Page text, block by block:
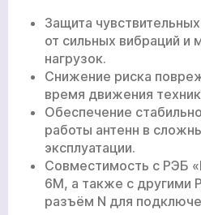
Защита
от сильных вибраций и
нагрузок.
Снижение риска
время движения
Обеспечение
работы антенн в
эксплуатации.
Совместимость с РЭБ
6М, а также с
разъём N для